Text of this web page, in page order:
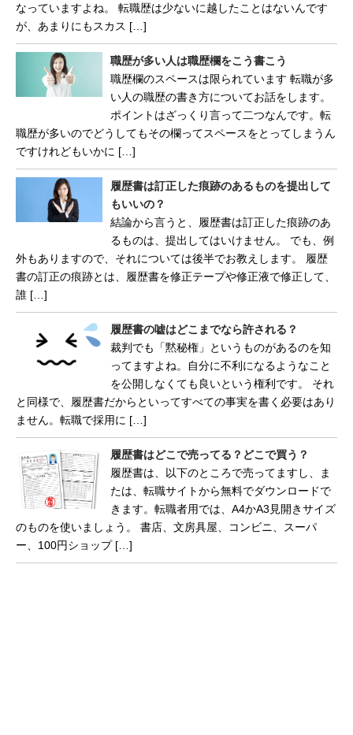
なっていますよね。 転職歴は少ないに越したことはないんです
が、あまりにもスカス […]
職歴が多い人は職歴欄をこう書こう
職歴欄のスペースは限られています 転職が多
い人の職歴の書き方についてお話をします。
ポイントはざっくり言って二つなんです。転
職歴が多いのでどうしてもその欄ってスペースをとってしまうん
ですけれどもいかに […]
履歴書は訂正した痕跡のあるものを提出して
もいいの？
結論から言うと、履歴書は訂正した痕跡のあ
るものは、提出してはいけません。 でも、例
外もありますので、それについては後半でお教えします。 履歴
書の訂正の痕跡とは、履歴書を修正テープや修正液で修正して、
誰 […]
履歴書の嘘はどこまでなら許される？
裁判でも「黙秘権」というものがあるのを知
ってますよね。自分に不利になるようなこと
を公開しなくても良いという権利です。 それ
と同様で、履歴書だからといってすべての事実を書く必要はあり
ません。転職で採用に […]
履歴書はどこで売ってる？どこで買う？
履歴書は、以下のところで売ってますし、ま
たは、転職サイトから無料でダウンロードで
きます。転職者用では、A4かA3見開きサイズ
のものを使いましょう。 書店、文房具屋、コンビニ、スーパ
ー、100円ショップ […]